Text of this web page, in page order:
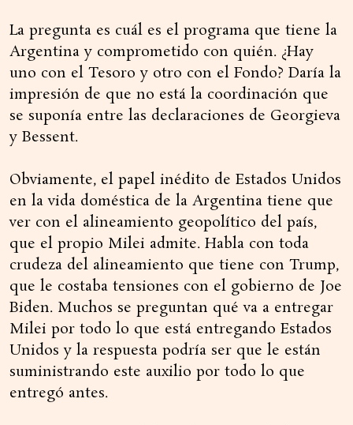
La pregunta es cuál es el programa que tiene la
Argentina y comprometido con quién. ¿Hay
uno con el Tesoro y otro con el Fondo? Daría la
impresión de que no está la coordinación que
se suponía entre las declaraciones de Georgieva
y Bessent.
Obviamente, el papel inédito de Estados Unidos
en la vida doméstica de la Argentina tiene que
ver con el alineamiento geopolítico del país,
que el propio Milei admite. Habla con toda
crudeza del alineamiento que tiene con Trump,
que le costaba tensiones con el gobierno de Joe
Biden. Muchos se preguntan qué va a entregar
Milei por todo lo que está entregando Estados
Unidos y la respuesta podría ser que le están
suministrando este auxilio por todo lo que
entregó antes.